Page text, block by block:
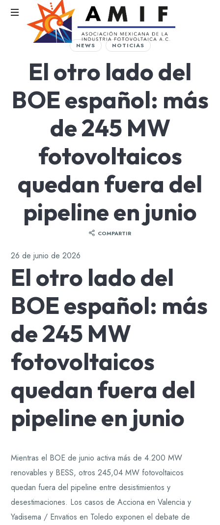
AMIF
Mexicana
de
Industria
Fotovoltaica
NEWS NOTICIAS
El otro lado del
BOE español: más
de 245 MW
fotovoltaicos
quedan fuera del
pipeline en junio
COMPARTIR
26 de junio de 2026
El otro lado del
BOE español: más
de 245 MW
fotovoltaicos
quedan fuera del
pipeline en junio
Mientras el BOE de junio activa más de 4.200 MW
renovables y BESS, otros 245,04 MW fotovoltaicos
quedan fuera del pipeline entre desistimientos y
desestimaciones. Los casos de Acciona en Valencia y
Yadisema / Envatios en Toledo exponen el debate de